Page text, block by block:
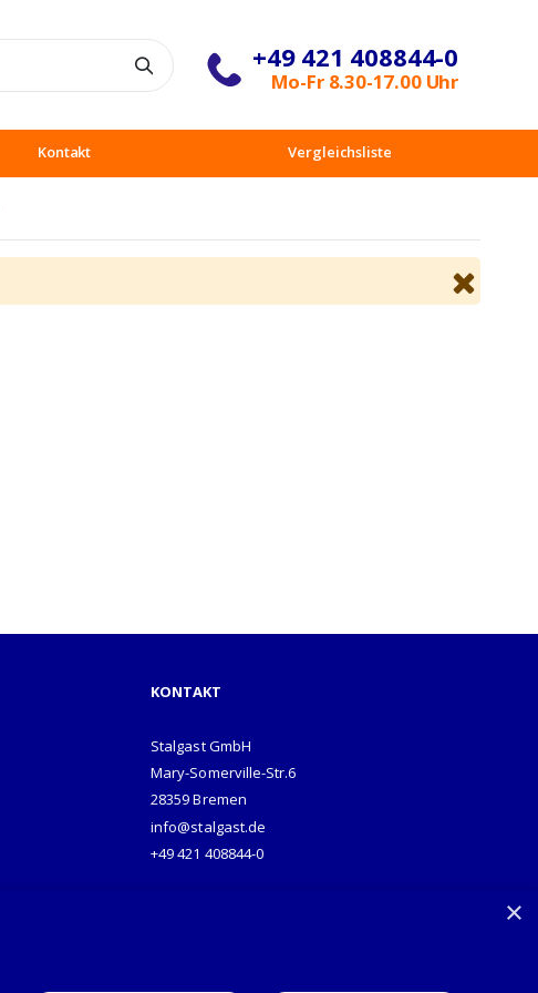
+49 421 408844-0
Mo-Fr 8.30-17.00 Uhr
Kontakt Vergleichsliste
KONTAKT
Stalgast GmbH
Mary-Somerville-Str.6
28359 Bremen
info@stalgast.de
+49 421 408844-0
×